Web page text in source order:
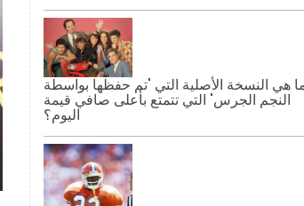
هي النسخة الأصلية التي 'تم حفظها بواسطة
النجم الجرس' التي تتمتع بأعلى صافي قيمة
اليوم؟